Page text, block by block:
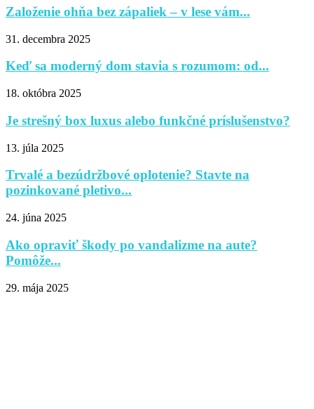
Založenie ohňa bez zápaliek – v lese vám...
31. decembra 2025
Keď sa moderný dom stavia s rozumom: od...
18. októbra 2025
Je strešný box luxus alebo funkčné príslušenstvo?
13. júla 2025
Trvalé a bezúdržbové oplotenie? Stavte na
pozinkované pletivo...
24. júna 2025
Ako opraviť škody po vandalizme na aute?
Pomôže...
29. mája 2025